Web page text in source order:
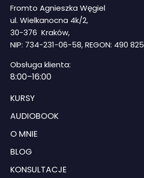
Fromto Agnieszka Węgiel
ul. Wielkanocna 4k/2,
30-376 Kraków,
NIP: 734-231-06-58, REGON: 490
Obsługa klienta:
8:00–16:00
KURSY
AUDIOBOOK
O MNIE
BLOG
KONSULTACJE